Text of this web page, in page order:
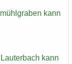
kann
kann